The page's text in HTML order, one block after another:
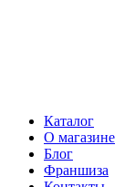
Каталог
О магазине
Блог
Франшиза